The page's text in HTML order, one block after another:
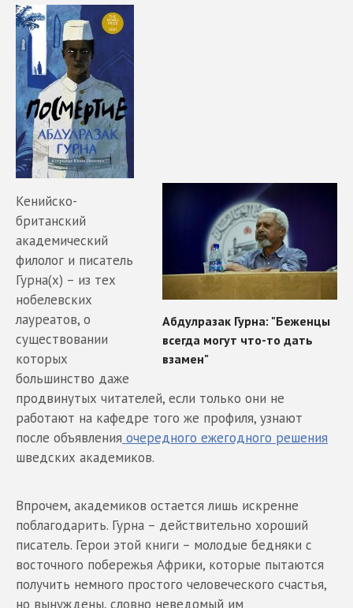
Кенийско-
британский
академический
филолог и писатель
Гурна(х) – из тех
нобелевских
лауреатов, о
существовании
которых
большинство даже
продвинутых читателей, если только они не
работают на кафедре того же профиля, узнают
после объявления очередного ежегодного решения
шведских академиков.
Впрочем, академиков остается лишь искренне
поблагодарить. Гурна – действительно хороший
писатель. Герои этой книги – молодые бедняки с
восточного побережья Африки, которые пытаются
получить немного простого человеческого счастья,
но вынуждены, словно неведомый им